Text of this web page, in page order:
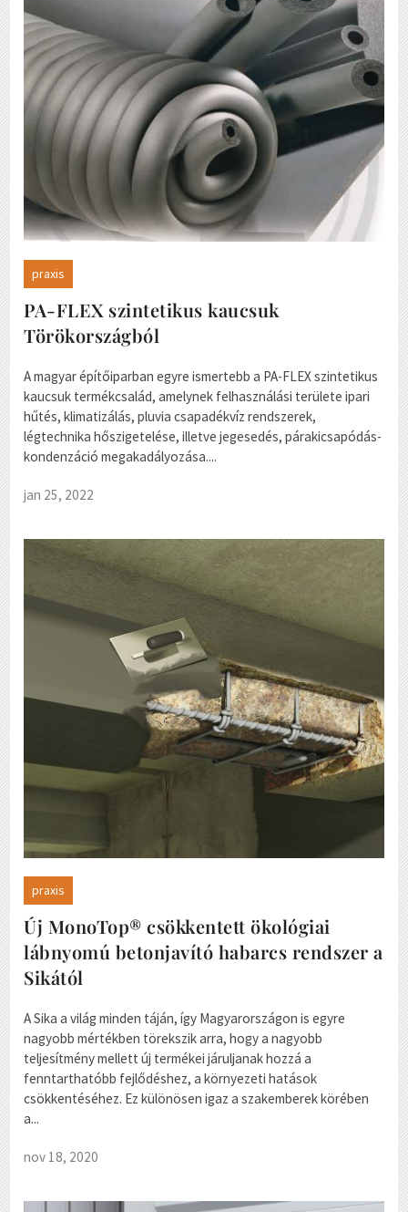
praxis
PA-FLEX szintetikus kaucsuk
Törökországból
A magyar építőiparban egyre ismertebb a PA-FLEX szintetikus
kaucsuk termékcsalád, amelynek felhasználási területe ipari
hűtés, klimatizálás, pluvia csapadékvíz rendszerek,
légtechnika hőszigetelése, illetve jegesedés, párakicsapódás-
kondenzáció megakadályozása....
jan 25, 2022
praxis
Új MonoTop® csökkentett ökológiai
lábnyomú betonjavító habarcs rendszer a
Sikától
A Sika a világ minden táján, így Magyarországon is egyre
nagyobb mértékben törekszik arra, hogy a nagyobb
teljesítmény mellett új termékei járuljanak hozzá a
fenntarthatóbb fejlődéshez, a környezeti hatások
csökkentéséhez. Ez különösen igaz a szakemberek körében
a...
nov 18, 2020